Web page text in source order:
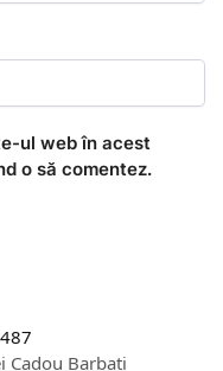
ul web în acest
o să comentez.
Cadou Barbati